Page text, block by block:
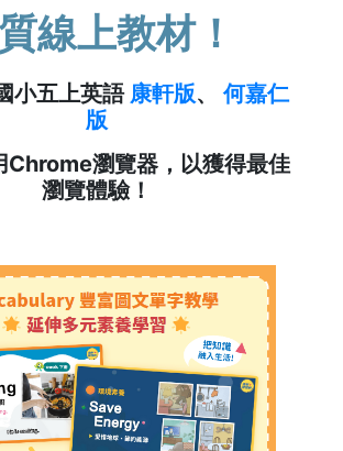
線上教材！
小五上英語 康軒版、何嘉仁
版
Chrome瀏覽器，以獲得最佳
瀏覽體驗！